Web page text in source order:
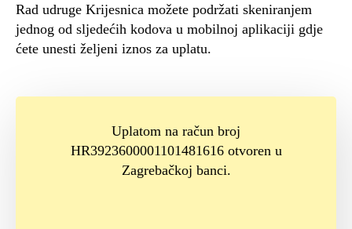
Rad udruge Krijesnica možete podržati skeniranjem
jednog od sljedećih kodova u mobilnoj aplikaciji gdje
ćete unesti željeni iznos za uplatu.
Uplatom na račun broj
HR3923600001101481616 otvoren u
Zagrebačkoj banci.